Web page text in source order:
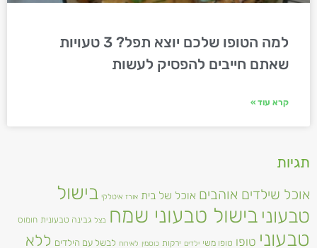
למה הטופו שלכם יוצא תפל? 3 טעויות
שאתם חייבים להפסיק לעשות
קרא עוד »
תגיות
אוכל שילדים אוהבים אוכל של בית אורז איטלקי בישול
טבעוני בישול טבעוני שמח בצל גבינה טבעונית חומוס
טבעוני טופו טופו משי ילדים ירקות כוסמין לאירוח לבשל עם הילדים ללא